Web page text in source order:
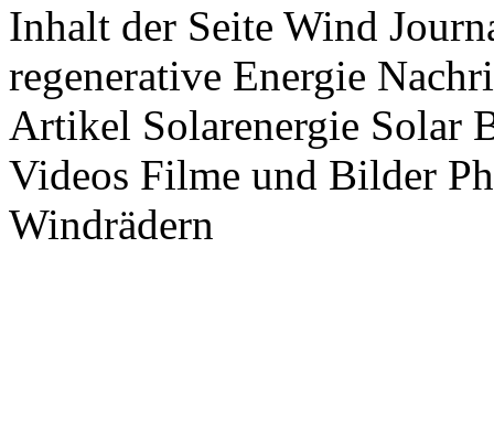
Inhalt der Seite Wind
regenerative Energie
Artikel Solarenergie Solar
Videos Filme und Bilder
Windrädern